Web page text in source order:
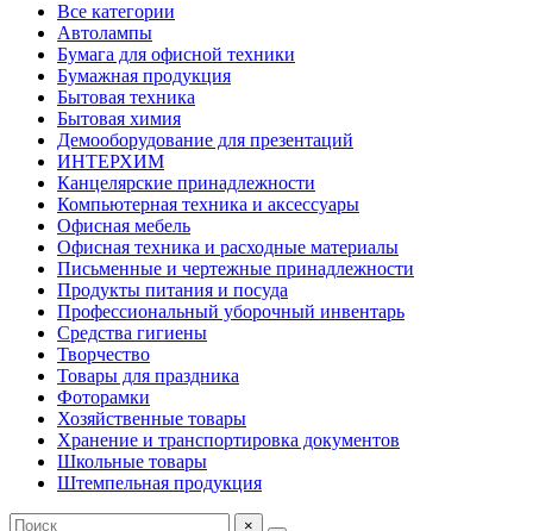
Все категории
Автолампы
Бумага для офисной техники
Бумажная продукция
Бытовая техника
Бытовая химия
Демооборудование для презентаций
ИНТЕРХИМ
Канцелярские принадлежности
Компьютерная техника и аксессуары
Офисная мебель
Офисная техника и расходные материалы
Письменные и чертежные принадлежности
Продукты питания и посуда
Профессиональный уборочный инвентарь
Средства гигиены
Творчество
Товары для праздника
Фоторамки
Хозяйственные товары
Хранение и транспортировка документов
Школьные товары
Штемпельная продукция
×